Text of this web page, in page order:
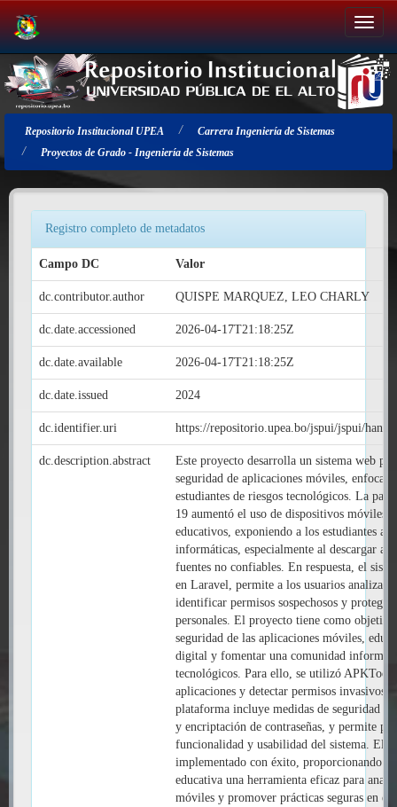
Salir
de
la
navegación
Repositorio Institucional UPEA
Carrera Ingeniería de Sistemas
Proyectos de Grado - Ingeniería de Sistemas
Registro completo de metadatos
Campo DC Valor
dc.contributor.author QUISPE MARQUEZ, LEO CHARLY
dc.date.accessioned 2026-04-17T21:18:25Z
dc.date.available 2026-04-17T21:18:25Z
dc.date.issued 2024
dc.identifier.uri https://repositorio.upea.bo/jspui/jspui/
dc.description.abstract
Este proyecto desarrolla un sistema web
seguridad de aplicaciones móviles,
estudiantes de riesgos tecnológicos. La
19 aumentó el uso de dispositivos móviles
educativos, exponiendo a los estudiantes a
informáticas, especialmente al descargar
fuentes no confiables. En respuesta, el
en Laravel, permite a los usuarios analizar
identificar permisos sospechosos y proteger
personales. El proyecto tiene como
seguridad de las aplicaciones móviles,
digital y fomentar una comunidad
tecnológicos. Para ello, se utilizó APKTool
aplicaciones y detectar permisos invasivos.
plataforma incluye medidas de seguridad
y encriptación de contraseñas, y permite
funcionalidad y usabilidad del sistema. El
implementado con éxito, proporcionando a
educativa una herramienta eficaz para
móviles y promover prácticas seguras en